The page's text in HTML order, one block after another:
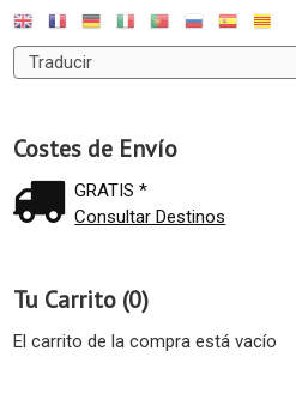
Costes de Envío
GRATIS *
Consultar Destinos
Tu Carrito (0)
El carrito de la compra está vacío